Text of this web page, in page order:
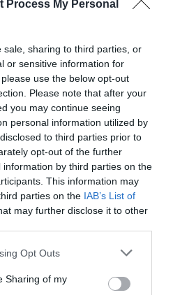
Process My Personal
sale, sharing to third parties, or
or sensitive information for
use the below opt-out
Please note that after your
you may continue seeing
personal information utilized by
to third parties prior to
opt-out of the further
by third parties on the
This information may
parties on the IAB’s List of
may further disclose it to other
Opt Outs
Sharing of my
Ίκαρος, Σελίδες: 112,
572-643-0
στοGoogle News
νέαγια την Τέχνη και τον
❯